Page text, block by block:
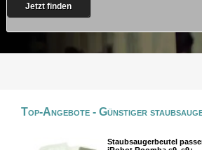
Jetzt finden
Top-Angebote - Günstiger
Staubsaugerbeutel